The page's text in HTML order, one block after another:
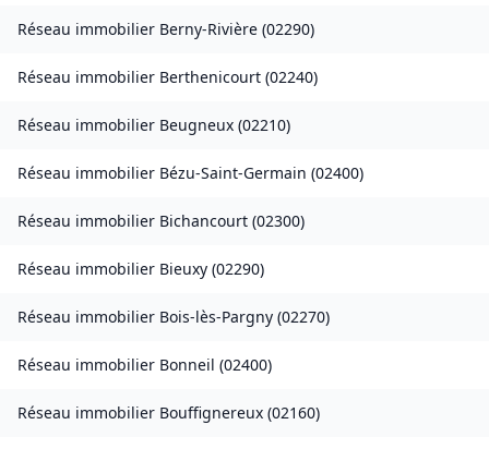
Réseau immobilier Berny-Rivière (02290)
Réseau immobilier Berthenicourt (02240)
Réseau immobilier Beugneux (02210)
Réseau immobilier Bézu-Saint-Germain (02400)
Réseau immobilier Bichancourt (02300)
Réseau immobilier Bieuxy (02290)
Réseau immobilier Bois-lès-Pargny (02270)
Réseau immobilier Bonneil (02400)
Réseau immobilier Bouffignereux (02160)